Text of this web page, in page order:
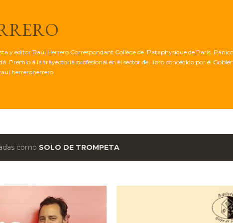
y editor Raúl Herrero.Correspondant Collège de 'Pataphysique de París.
Premio a la trayectoria profesional en el sector del libro concedido por el
como SOLO DE TROMPETA